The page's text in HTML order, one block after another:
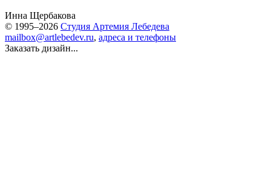
Инна Щербакова
© 1995–2026 Студия Артемия Лебедева
mailbox@artlebedev.ru, адреса и телефоны
Заказать дизайн...